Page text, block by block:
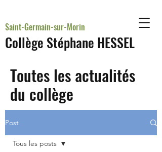
Collège Stéphane HESSEL
Saint-Germain-sur-Morin
Toutes les actualités
du collège
Post
Tous les posts